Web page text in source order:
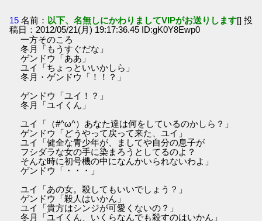
15 名前： 以下、名無しにかわりましてVIPがお送りします[] 投
稿日：2012/05/21(月) 19:17:36.45 ID:gK0Y8Ewp0
一方そのころ
冬月「もうすぐだな」
ゲンドウ「ああ」
ユイ「ちょっといいかしら」
冬月・ゲンドウ「！！？」
ゲンドウ「ユイ！？」
冬月「ユイくん」
ユイ「（#^ω^）あなた達は何をしているのかしら？」
ゲンドウ「どうやって戻って来た、ユイ」
ユイ「健全な青少年が、ましてや自分の息子が
フシダラな女の手に染まろうとしてるのよ？
そんな時に初号機の中になんかいられないわよ」
ゲンドウ「・・・」
ユイ「あの女。殺してもいいでしょう？」
ゲンドウ「殺人はいかん」
ユイ「貴方はシンジが可愛くないの？」
冬月「ユイくん、いくらなんでも殺すのはいかん」